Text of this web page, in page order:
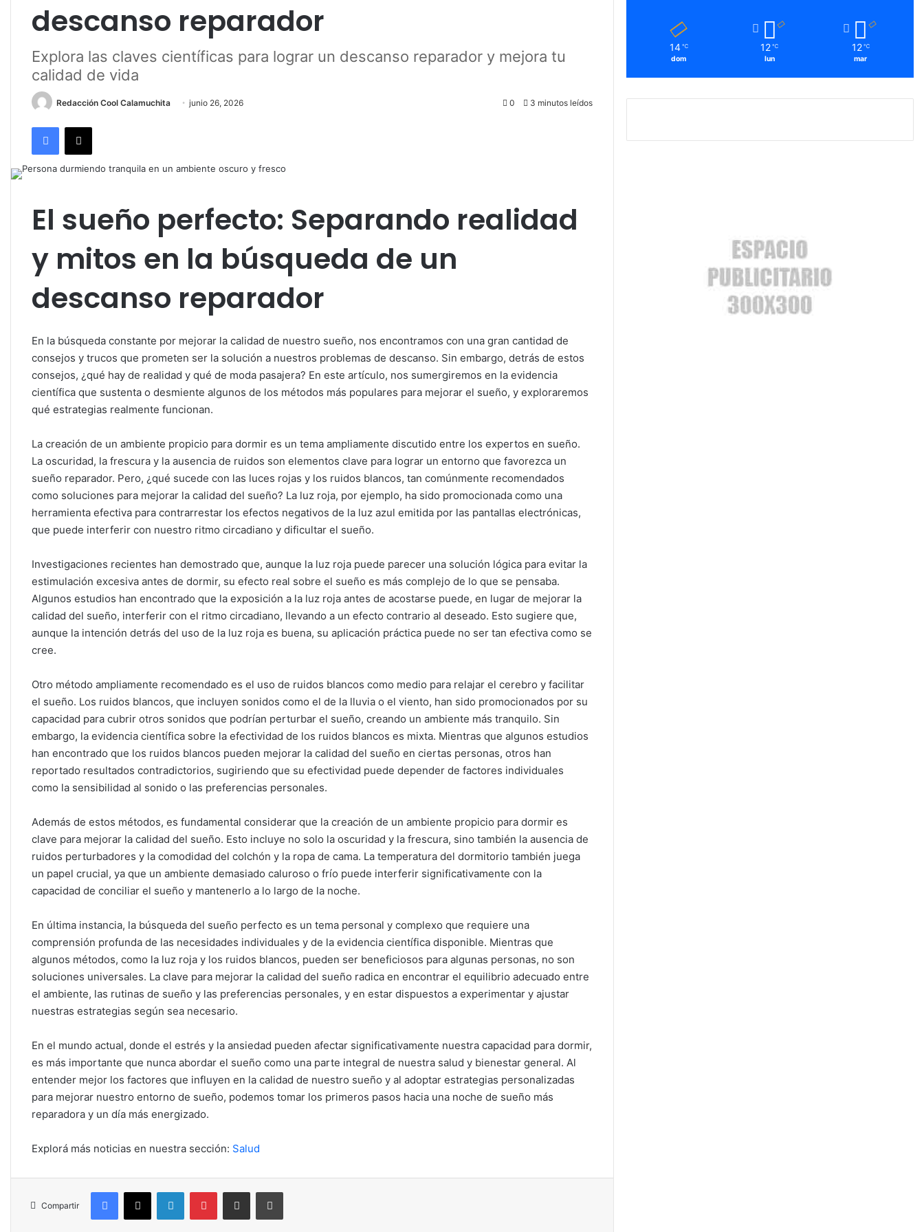
descanso reparador
Explora las claves científicas para lograr un descanso reparador y mejora tu
calidad de vida
Redacción Cool Calamuchita junio 26, 2026 0 3 minutos leídos
Facebook
X
El sueño perfecto: Separando realidad
y mitos en la búsqueda de un
descanso reparador
En la búsqueda constante por mejorar la calidad de nuestro sueño, nos encontramos con una gran cantidad de
consejos y trucos que prometen ser la solución a nuestros problemas de descanso. Sin embargo, detrás de estos
consejos, ¿qué hay de realidad y qué de moda pasajera? En este artículo, nos sumergiremos en la evidencia
científica que sustenta o desmiente algunos de los métodos más populares para mejorar el sueño, y exploraremos
qué estrategias realmente funcionan.
La creación de un ambiente propicio para dormir es un tema ampliamente discutido entre los expertos en sueño.
La oscuridad, la frescura y la ausencia de ruidos son elementos clave para lograr un entorno que favorezca un
sueño reparador. Pero, ¿qué sucede con las luces rojas y los ruidos blancos, tan comúnmente recomendados
como soluciones para mejorar la calidad del sueño? La luz roja, por ejemplo, ha sido promocionada como una
herramienta efectiva para contrarrestar los efectos negativos de la luz azul emitida por las pantallas electrónicas,
que puede interferir con nuestro ritmo circadiano y dificultar el sueño.
Investigaciones recientes han demostrado que, aunque la luz roja puede parecer una solución lógica para evitar la
estimulación excesiva antes de dormir, su efecto real sobre el sueño es más complejo de lo que se pensaba.
Algunos estudios han encontrado que la exposición a la luz roja antes de acostarse puede, en lugar de mejorar la
calidad del sueño, interferir con el ritmo circadiano, llevando a un efecto contrario al deseado. Esto sugiere que,
aunque la intención detrás del uso de la luz roja es buena, su aplicación práctica puede no ser tan efectiva como se
cree.
Otro método ampliamente recomendado es el uso de ruidos blancos como medio para relajar el cerebro y facilitar
el sueño. Los ruidos blancos, que incluyen sonidos como el de la lluvia o el viento, han sido promocionados por su
capacidad para cubrir otros sonidos que podrían perturbar el sueño, creando un ambiente más tranquilo. Sin
embargo, la evidencia científica sobre la efectividad de los ruidos blancos es mixta. Mientras que algunos estudios
han encontrado que los ruidos blancos pueden mejorar la calidad del sueño en ciertas personas, otros han
reportado resultados contradictorios, sugiriendo que su efectividad puede depender de factores individuales
como la sensibilidad al sonido o las preferencias personales.
Además de estos métodos, es fundamental considerar que la creación de un ambiente propicio para dormir es
clave para mejorar la calidad del sueño. Esto incluye no solo la oscuridad y la frescura, sino también la ausencia de
ruidos perturbadores y la comodidad del colchón y la ropa de cama. La temperatura del dormitorio también juega
un papel crucial, ya que un ambiente demasiado caluroso o frío puede interferir significativamente con la
capacidad de conciliar el sueño y mantenerlo a lo largo de la noche.
En última instancia, la búsqueda del sueño perfecto es un tema personal y complexo que requiere una
comprensión profunda de las necesidades individuales y de la evidencia científica disponible. Mientras que
algunos métodos, como la luz roja y los ruidos blancos, pueden ser beneficiosos para algunas personas, no son
soluciones universales. La clave para mejorar la calidad del sueño radica en encontrar el equilibrio adecuado entre
el ambiente, las rutinas de sueño y las preferencias personales, y en estar dispuestos a experimentar y ajustar
nuestras estrategias según sea necesario.
En el mundo actual, donde el estrés y la ansiedad pueden afectar significativamente nuestra capacidad para dormir,
es más importante que nunca abordar el sueño como una parte integral de nuestra salud y bienestar general. Al
entender mejor los factores que influyen en la calidad de nuestro sueño y al adoptar estrategias personalizadas
para mejorar nuestro entorno de sueño, podemos tomar los primeros pasos hacia una noche de sueño más
reparadora y un día más energizado.
Explorá más noticias en nuestra sección: Salud
Compartir
Facebook
X LinkedInPinterestCompartir por correo electrónicoImprimir
14 ℃
dom
12 ℃
lun
12 ℃
mar